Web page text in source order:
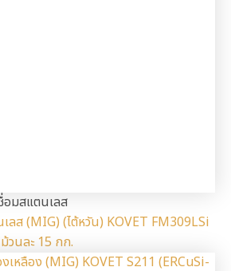
อมสแตนเลส
ลส (MIG) (ไต้หวัน) KOVET FM309LSi
วนละ 15 กก.